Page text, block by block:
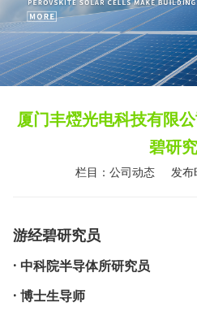
厦门丰熤光电科技有限
碧研
栏目：公司动态 发
游经碧研究员
· 中科院半导体所研究员
· 博士生导师